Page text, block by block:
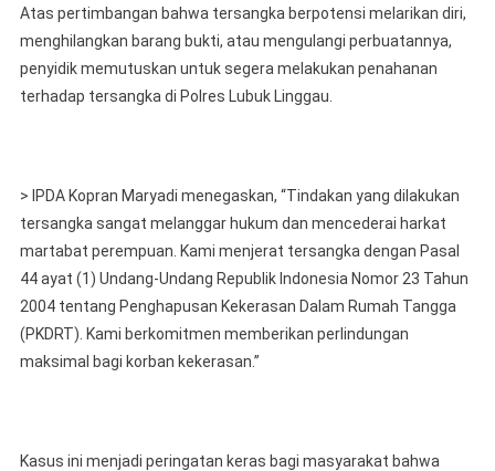
Atas pertimbangan bahwa tersangka berpotensi melarikan diri,
menghilangkan barang bukti, atau mengulangi perbuatannya,
penyidik memutuskan untuk segera melakukan penahanan
terhadap tersangka di Polres Lubuk Linggau.
> IPDA Kopran Maryadi menegaskan, “Tindakan yang dilakukan
tersangka sangat melanggar hukum dan mencederai harkat
martabat perempuan. Kami menjerat tersangka dengan Pasal
44 ayat (1) Undang-Undang Republik Indonesia Nomor 23 Tahun
2004 tentang Penghapusan Kekerasan Dalam Rumah Tangga
(PKDRT). Kami berkomitmen memberikan perlindungan
maksimal bagi korban kekerasan.”
Kasus ini menjadi peringatan keras bagi masyarakat bahwa